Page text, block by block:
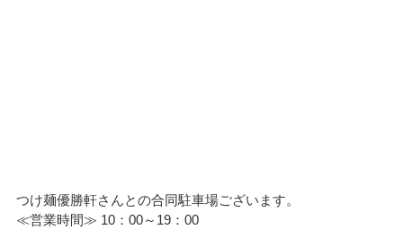
つけ麺優勝軒さんとの合同駐車場ございます。
≪営業時間≫ 10：00～19：00